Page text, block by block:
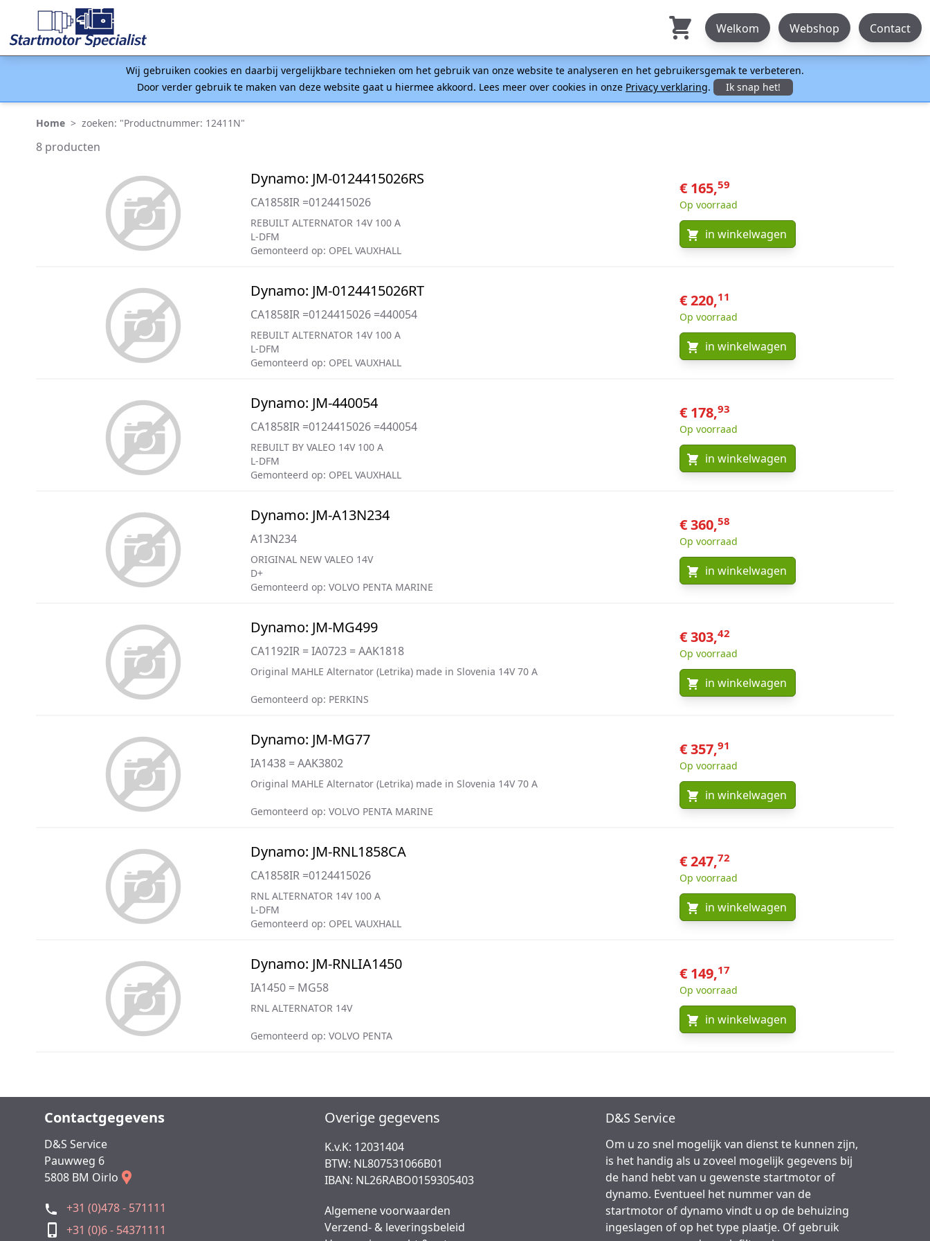
Welkom Webshop Contact
Wij gebruiken cookies en daarbij vergelijkbare technieken om het gebruik van onze website te analyseren en het gebruikersgemak te verbeteren.
Door verder gebruik te maken van deze website gaat u hiermee akkoord. Lees meer over cookies in onze Privacy verklaring. Ik snap het!
Home > zoeken: "Productnummer: 12411N"
8 producten
Dynamo: JM-0124415026RS
CA1858IR =0124415026
REBUILT ALTERNATOR 14V 100 A
L-DFM
Gemonteerd op: OPEL VAUXHALL
€ 165,59
Op voorraad
in winkelwagen
Dynamo: JM-0124415026RT
CA1858IR =0124415026 =440054
REBUILT ALTERNATOR 14V 100 A
L-DFM
Gemonteerd op: OPEL VAUXHALL
€ 220,11
Op voorraad
in winkelwagen
Dynamo: JM-440054
CA1858IR =0124415026 =440054
REBUILT BY VALEO 14V 100 A
L-DFM
Gemonteerd op: OPEL VAUXHALL
€ 178,93
Op voorraad
in winkelwagen
Dynamo: JM-A13N234
A13N234
ORIGINAL NEW VALEO 14V
D+
Gemonteerd op: VOLVO PENTA MARINE
€ 360,58
Op voorraad
in winkelwagen
Dynamo: JM-MG499
CA1192IR = IA0723 = AAK1818
Original MAHLE Alternator (Letrika) made in Slovenia 14V 70 A
Gemonteerd op: PERKINS
€ 303,42
Op voorraad
in winkelwagen
Dynamo: JM-MG77
IA1438 = AAK3802
Original MAHLE Alternator (Letrika) made in Slovenia 14V 70 A
Gemonteerd op: VOLVO PENTA MARINE
€ 357,91
Op voorraad
in winkelwagen
Dynamo: JM-RNL1858CA
CA1858IR =0124415026
RNL ALTERNATOR 14V 100 A
L-DFM
Gemonteerd op: OPEL VAUXHALL
€ 247,72
Op voorraad
in winkelwagen
Dynamo: JM-RNLIA1450
IA1450 = MG58
RNL ALTERNATOR 14V
Gemonteerd op: VOLVO PENTA
€ 149,17
Op voorraad
in winkelwagen
Contactgegevens
D&S Service
Pauwweg 6
5808 BM Oirlo
+31 (0)478 - 571111
+31 (0)6 - 54371111
Overige gegevens
K.v.K: 12031404
BTW: NL807531066B01
IBAN: NL26RABO0159305403
Algemene voorwaarden
Verzend- & leveringsbeleid
D&S Service
Om u zo snel mogelijk van dienst te kunnen zijn,
is het handig als u zoveel mogelijk gegevens bij
de hand hebt van u gewenste startmotor of
dynamo. Eventueel het nummer van de
startmotor of dynamo vindt u op de behuizing
ingeslagen of op het type plaatje. Of gebruik